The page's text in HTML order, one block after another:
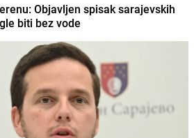
Objavljen spisak sarajevskih
biti bez vode